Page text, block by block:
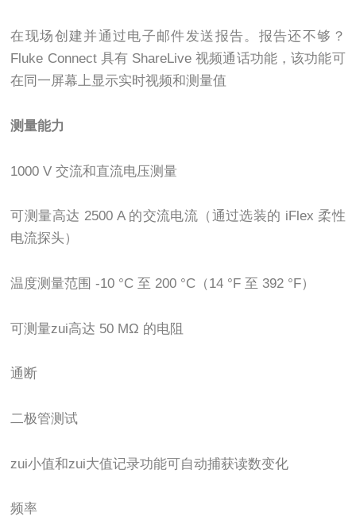
在现场创建并通过电子邮件发送报告。报告还不够？
Fluke Connect 具有 ShareLive 视频通话功能，该功能可
在同一屏幕上显示实时视频和测量值
测量能力
1000 V 交流和直流电压测量
可测量高达 2500 A 的交流电流（通过选装的 iFlex 柔性
电流探头）
温度测量范围 -10 °C 至 200 °C（14 °F 至 392 °F）
可测量zui高达 50 MΩ 的电阻
通断
二极管测试
zui小值和zui大值记录功能可自动捕获读数变化
频率